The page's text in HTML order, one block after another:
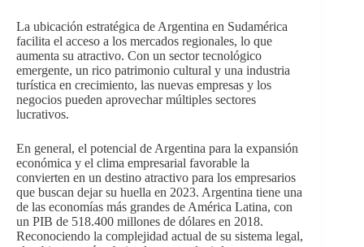
La ubicación estratégica de Argentina en Sudamérica
facilita el acceso a los mercados regionales, lo que
aumenta su atractivo. Con un sector tecnológico
emergente, un rico patrimonio cultural y una industria
turística en crecimiento, las nuevas empresas y los
negocios pueden aprovechar múltiples sectores
lucrativos.
En general, el potencial de Argentina para la expansión
económica y el clima empresarial favorable la
convierten en un destino atractivo para los empresarios
que buscan dejar su huella en 2023. Argentina tiene una
de las economías más grandes de América Latina, con
un PIB de 518.400 millones de dólares en 2018.
Reconociendo la complejidad actual de su sistema legal,